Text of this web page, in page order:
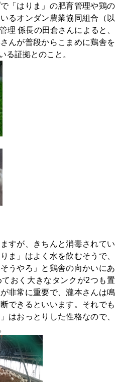
「はりま」の肥育管理や鶏の
るオンダン農業協同組合（以
理 係長の田倉さんによると、
んが普段からこまめに鶏舎を
る証拠とのこと。
すが、きちんと消毒されてい
ま」はよく水を飲むそうで、
うやろ」と鶏舎の向かいにあ
おく大きなタンクが2つも置
非常に重要で、瀧本さんは鳴
できるといいます。それでも
はおっとりした性格なので、